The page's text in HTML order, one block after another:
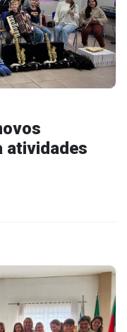
atividades